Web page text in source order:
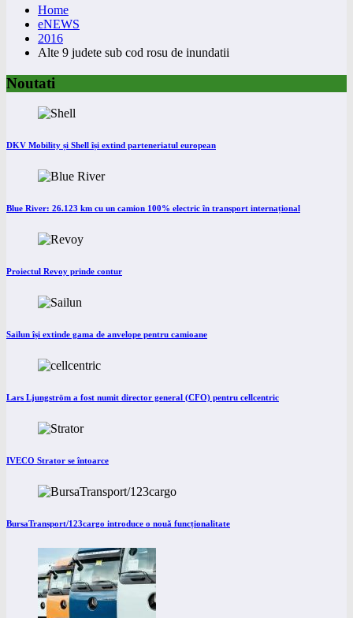
Home
eNEWS
2016
Alte 9 judete sub cod rosu de inundatii
Noutati
DKV Mobility și Shell își extind parteneriatul european
Blue River: 26.123 km cu un camion 100% electric în transport internațional
Proiectul Revoy prinde contur
Sailun își extinde gama de anvelope pentru camioane
Lars Ljungström a fost numit director general (CFO) pentru cellcentric
IVECO Strator se întoarce
BursaTransport/123cargo introduce o nouă funcționalitate